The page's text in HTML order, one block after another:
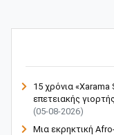
15 χρόνια
επετειακής
(05-08-2026)
Μια εκρηκτική